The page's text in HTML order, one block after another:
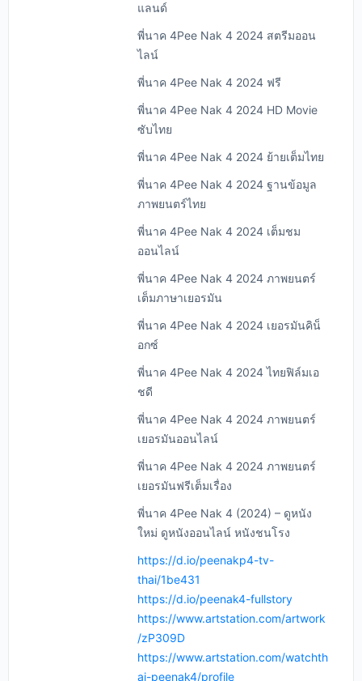
แลนด์
พี่นาค 4Pee Nak 4 2024 สตรีมออน
ไลน์
พี่นาค 4Pee Nak 4 2024 ฟรี
พี่นาค 4Pee Nak 4 2024 HD Movie
ซับไทย
พี่นาค 4Pee Nak 4 2024 ย้ายเต็มไทย
พี่นาค 4Pee Nak 4 2024 ฐานข้อมูล
ภาพยนตร์ไทย
พี่นาค 4Pee Nak 4 2024 เต็มชม
ออนไลน์
พี่นาค 4Pee Nak 4 2024 ภาพยนตร์
เต็มภาษาเยอรมัน
พี่นาค 4Pee Nak 4 2024 เยอรมันคิน็
อกซ์
พี่นาค 4Pee Nak 4 2024 ไทยฟิล์มเอ
ชดี
พี่นาค 4Pee Nak 4 2024 ภาพยนตร์
เยอรมันออนไลน์
พี่นาค 4Pee Nak 4 2024 ภาพยนตร์
เยอรมันฟรีเต็มเรื่อง
พี่นาค 4Pee Nak 4 (2024) – ดูหนัง
ใหม่ ดูหนังออนไลน์ หนังชนโรง
https://d.io/peenakp4-tv-
thai/1be431
https://d.io/peenak4-fullstory
https://www.artstation.com/artwork
/zP309D
https://www.artstation.com/watchth
ai-peenak4/profile